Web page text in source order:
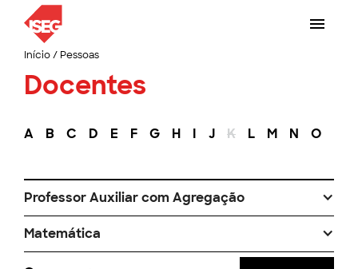
Início/ Pessoas
Docentes
A B C D E F G H I J K L M N O
Professor Auxiliar com Agregação
Matemática